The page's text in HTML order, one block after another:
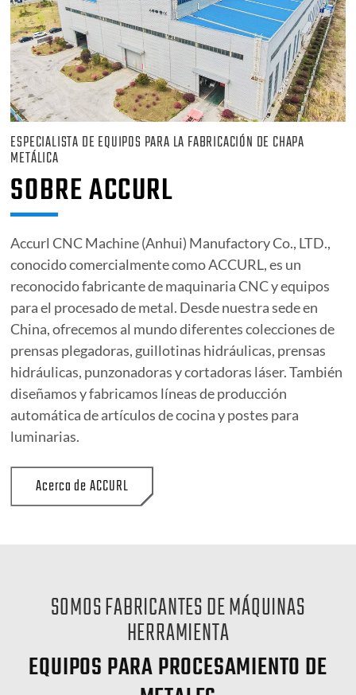
ESPECIALISTA DE EQUIPOS PARA LA FABRICACIÓN DE CHAPA
METÁLICA
SOBRE ACCURL
Accurl CNC Machine (Anhui) Manufactory Co., LTD.,
conocido comercialmente como ACCURL, es un
reconocido fabricante de maquinaria CNC y equipos
para el procesado de metal. Desde nuestra sede en
China, ofrecemos al mundo diferentes colecciones de
prensas plegadoras, guillotinas hidráulicas, prensas
hidráulicas, punzonadoras y cortadoras láser. También
diseñamos y fabricamos líneas de producción
automática de artículos de cocina y postes para
luminarias.
Acerca de ACCURL
SOMOS FABRICANTES DE MÁQUINAS
HERRAMIENTA
EQUIPOS PARA PROCESAMIENTO DE